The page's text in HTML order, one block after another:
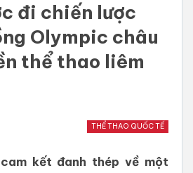
đi chiến lược
Olympic châu
thể thao liêm
THỂ THAO QUỐC TẾ
kết đanh thép về một